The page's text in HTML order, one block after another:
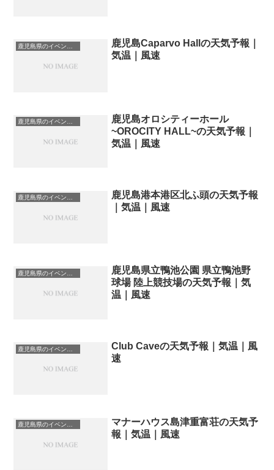
鹿児島Caparvo Hallの天気予報｜
気温｜風速
鹿児島県のイベント会場一覧
鹿児島オロシティーホール
~OROCITY HALL~の天気予報｜
気温｜風速
鹿児島港本港区北ふ頭の天気予報
｜気温｜風速
鹿児島県立鴨池公園 県立鴨池野
球場 陸上競技場の天気予報｜気
温｜風速
Club Caveの天気予報｜気温｜風
速
鹿児島県のイベント会場一覧
マナーハウス島津重富荘の天気予
報｜気温｜風速